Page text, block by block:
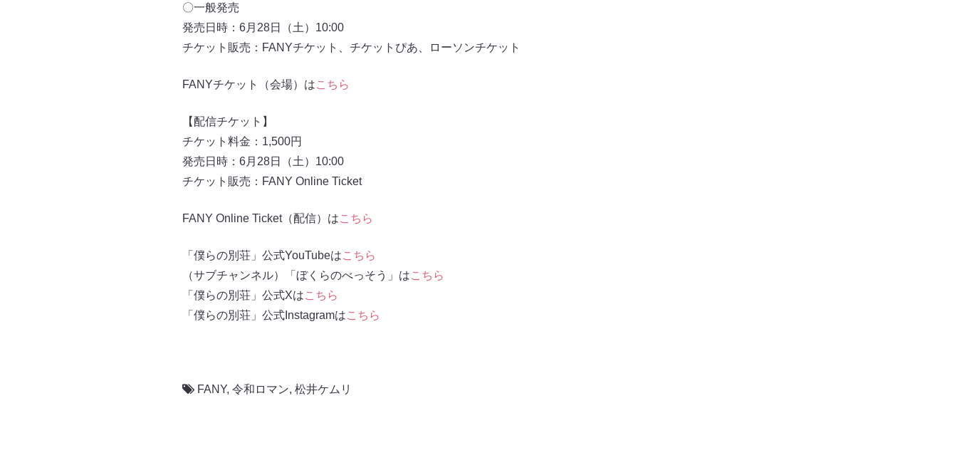
〇一般発売
発売日時：6月28日（土）10:00
チケット販売：FANYチケット、チケットぴあ、ローソンチケット
FANYチケット（会場）はこちら
【配信チケット】
チケット料金：1,500円
発売日時：6月28日（土）10:00
チケット販売：FANY Online Ticket
FANY Online Ticket（配信）はこちら
「僕らの別荘」公式YouTubeはこちら
（サブチャンネル）「ぼくらのべっそう」はこちら
「僕らの別荘」公式Xはこちら
「僕らの別荘」公式Instagramはこちら
FANY, 令和ロマン, 松井ケムリ